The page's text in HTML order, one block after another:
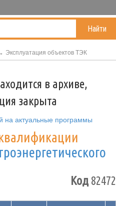
Найти
Эксплуатация объектов ТЭК
в архиве,
закрыта
на актуальные программы
Код82472